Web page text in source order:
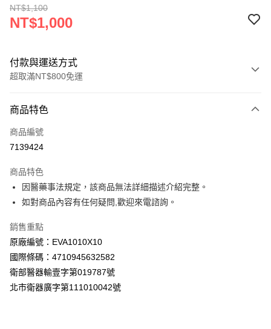
NT$1,100
NT$1,000
付款與運送方式
超取滿NT$800免運
信用卡一次付款
超商取貨付款
運送方式
每筆NT$60，滿NT$800(含以上)免運費
每筆NT$60，滿NT$800(含以上)免運費
宅配
商品特色
商品編號
7139424
商品特色
因醫藥事法規定，該商品無法詳細描述介紹完整。
如對商品內容有任何疑問,歡迎來電諮詢。
銷售重點
原廠編號：EVA1010X10
國際條碼：4710945632582
衛部醫器輸壹字第019787號
北市衛器廣字第111010042號